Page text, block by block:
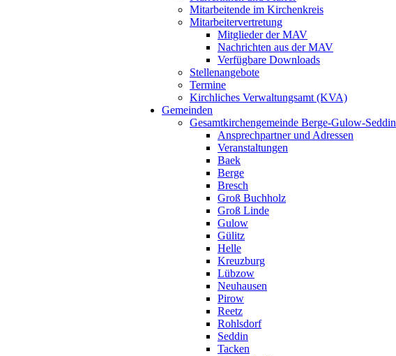
Mitarbeitende im Kirchenkreis
Mitarbeitervertretung
Mitglieder der MAV
Nachrichten aus der MAV
Verfügbare Downloads
Stellenangebote
Termine
Kirchliches Verwaltungsamt (KVA)
Gemeinden
Gesamtkirchengemeinde Berge-Gulow-Seddin
Ansprechpartner und Adressen
Veranstaltungen
Baek
Berge
Bresch
Groß Buchholz
Groß Linde
Gulow
Gülitz
Helle
Kreuzburg
Lübzow
Neuhausen
Pirow
Reetz
Rohlsdorf
Seddin
Tacken